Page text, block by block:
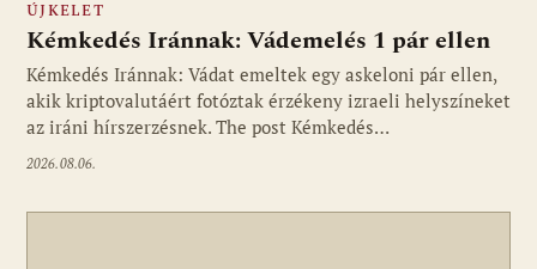
ÚJKELET
Kémkedés Iránnak: Vádemelés 1 pár ellen
Kémkedés Iránnak: Vádat emeltek egy askeloni pár ellen,
akik kriptovalutáért fotóztak érzékeny izraeli helyszíneket
az iráni hírszerzésnek. The post Kémkedés…
2026.08.06.